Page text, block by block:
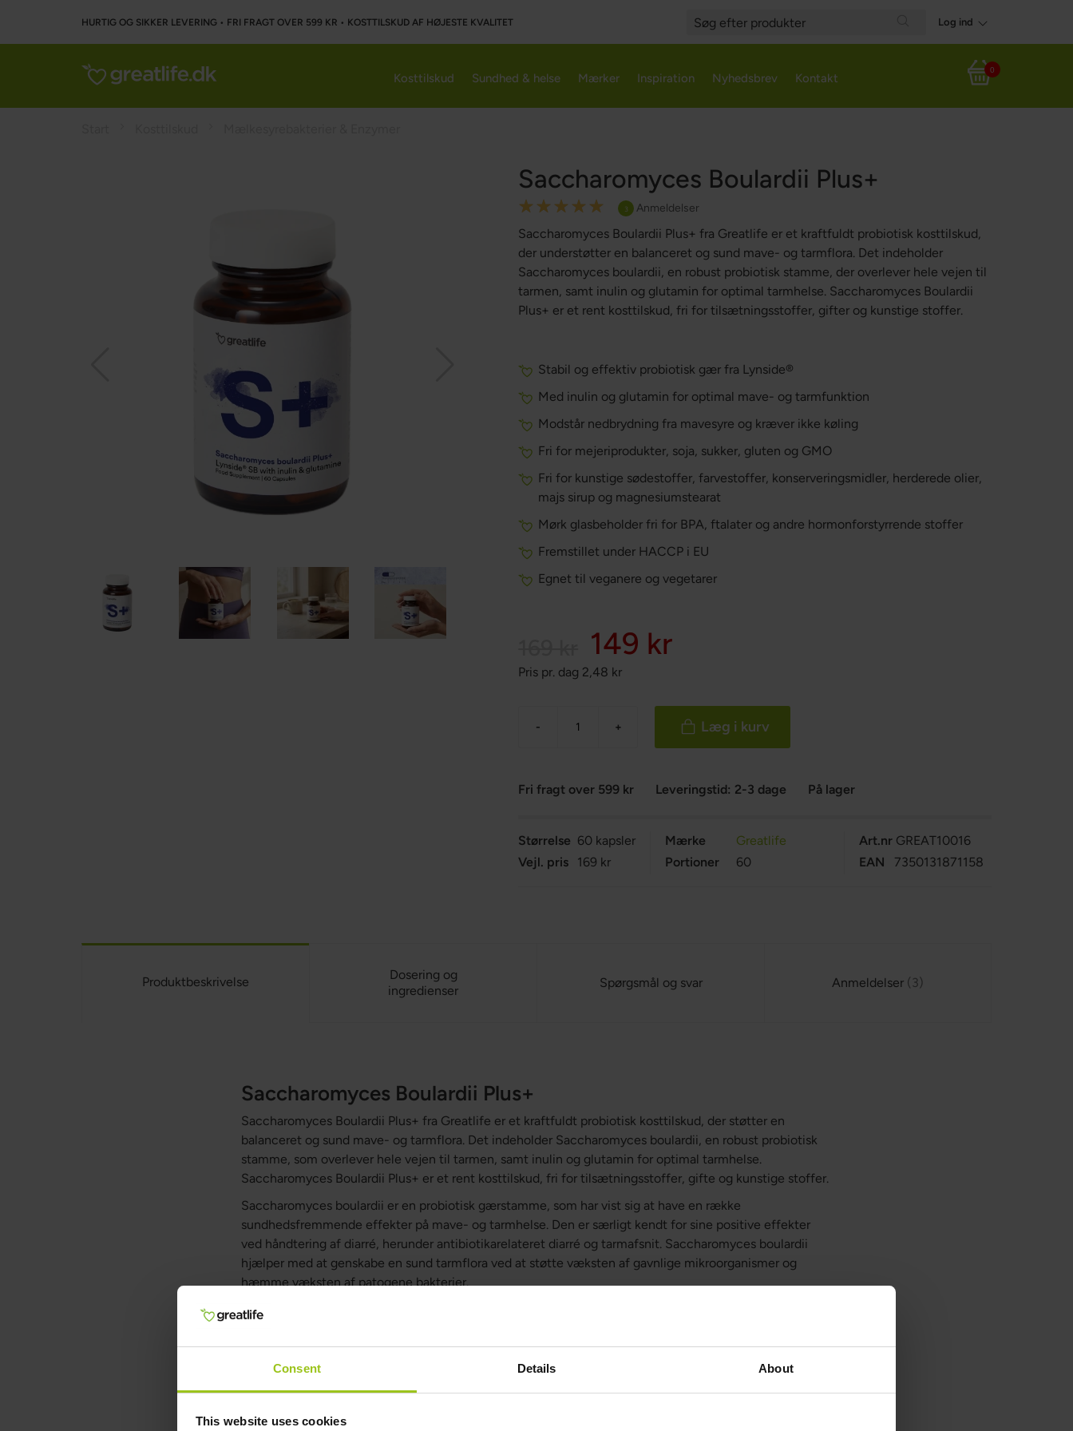
Consent Details About
This website uses cookies
HURTIG OG SIKKER LEVERING • FRI FRAGT OVER 599 KR • KOSTTILSKUD AF HØJESTE KVALITET
Search
Log ind
Din indkøbskurv
0
Kosttilskud Sundhed & helse Mærker Inspiration Nyhedsbrev Kontakt
Saccharomyces Boulardii Plus+
Rating:
100
% of100
3 Anmeldelser
Saccharomyces Boulardii Plus+ fra Greatlife er et kraftfuldt probiotisk kosttilskud,
der understøtter en balanceret og sund mave- og tarmflora. Det indeholder
Saccharomyces boulardii, en robust probiotisk stamme, der overlever hele vejen til
tarmen, samt inulin og glutamin for optimal tarmhelse. Saccharomyces Boulardii
Plus+ er et rent kosttilskud, fri for tilsætningsstoffer, gifter og kunstige stoffer.
Stabil og effektiv probiotisk gær fra Lynside®
Med inulin og glutamin for optimal mave- og tarmfunktion
Modstår nedbrydning fra mavesyre og kræver ikke køling
Fri for mejeriprodukter, soja, sukker, gluten og GMO
Fri for kunstige sødestoffer, farvestoffer, konserveringsmidler, herderede olier,
majs sirup og magnesiumstearat
Mørk glasbeholder fri for BPA, ftalater og andre hormonforstyrrende stoffer
Fremstillet under HACCP i EU
Egnet til veganere og vegetarer
149 kr
Pris pr. dag 2,48 kr
- + Læg i kurv
Fri fragt over 599 kr Leveringstid: 2-3 dage På lager
Størrelse 60 kapsler
Vejl. pris
169 kr
Mærke
Greatlife
Portioner
60
Art.nr GREAT10016
EAN
7350131871158
Produktbeskrivelse
Saccharomyces Boulardii Plus+
Saccharomyces Boulardii Plus+ fra Greatlife er et kraftfuldt probiotisk kosttilskud, der støtter en
balanceret og sund mave- og tarmflora. Det indeholder Saccharomyces boulardii, en robust probiotisk
stamme, som overlever hele vejen til tarmen, samt inulin og glutamin for optimal tarmhelse.
Saccharomyces Boulardii Plus+ er et rent kosttilskud, fri for tilsætningsstoffer, gifte og kunstige stoffer.
Saccharomyces boulardii er en probiotisk gærstamme, som har vist sig at have en række
sundhedsfremmende effekter på mave- og tarmhelse. Den er særligt kendt for sine positive effekter
ved håndtering af diarré, herunder antibiotikarelateret diarré og tarmafsnit. Saccharomyces boulardii
hjælper med at genskabe en sund tarmflora ved at støtte væksten af gavnlige mikroorganismer og
hæmme væksten af patogene bakterier.
Biologisk set er Saccharomyces boulardii en levende, ikke-patogen gærsvamp, der fungerer ved at
en række stoffer, der hjælper med at beskytte tarmens mikroflora mod skadelige faktorer, som
inflammation eller infektion. Dens modstandsdygtighed mod mavesyre gør, at den kan nå tarmen i aktiv
Studier har vist, at Saccharomyces boulardii kan hjælpe med at reducere inflammation og regulere
Dosering og
ingredienser
Spørgsmål og svar Anmeldelser 3